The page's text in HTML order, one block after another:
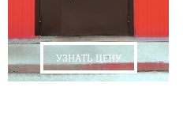
УЗНАТЬ ЦЕНУ